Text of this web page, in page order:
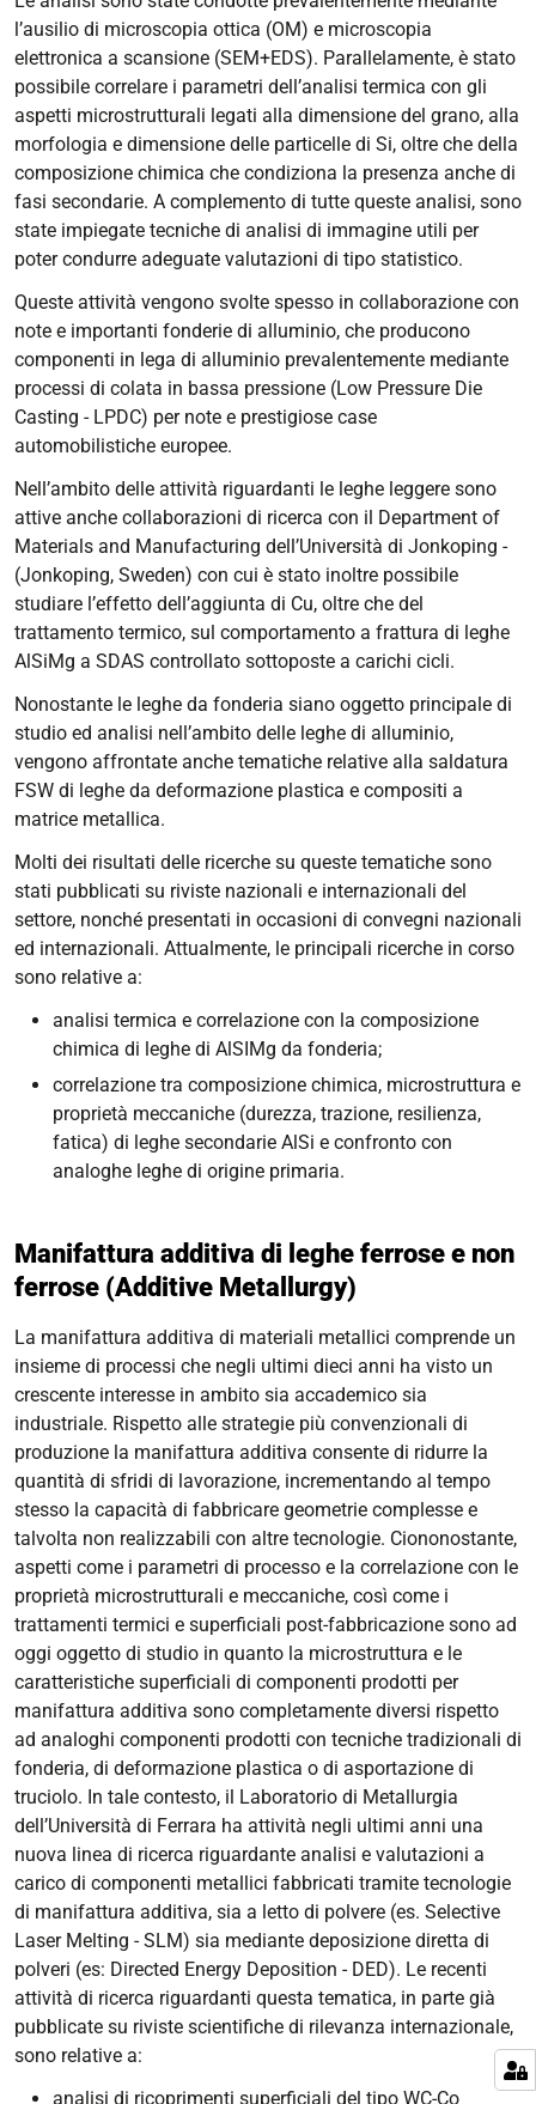
l’ausilio di microscopia ottica (OM) e microscopia
elettronica a scansione (SEM+EDS). Parallelamente, è stato
possibile correlare i parametri dell’analisi termica con gli
aspetti microstrutturali legati alla dimensione del grano, alla
morfologia e dimensione delle particelle di Si, oltre che della
composizione chimica che condiziona la presenza anche di
fasi secondarie. A complemento di tutte queste analisi, sono
state impiegate tecniche di analisi di immagine utili per
poter condurre adeguate valutazioni di tipo statistico.
Queste attività vengono svolte spesso in collaborazione con
note e importanti fonderie di alluminio, che producono
componenti in lega di alluminio prevalentemente mediante
processi di colata in bassa pressione (Low Pressure Die
Casting - LPDC) per note e prestigiose case
automobilistiche europee.
Nell’ambito delle attività riguardanti le leghe leggere sono
attive anche collaborazioni di ricerca con il Department of
Materials and Manufacturing dell’Università di Jonkoping -
(Jonkoping, Sweden) con cui è stato inoltre possibile
studiare l’effetto dell’aggiunta di Cu, oltre che del
trattamento termico, sul comportamento a frattura di leghe
AlSiMg a SDAS controllato sottoposte a carichi cicli.
Nonostante le leghe da fonderia siano oggetto principale di
studio ed analisi nell’ambito delle leghe di alluminio,
vengono affrontate anche tematiche relative alla saldatura
FSW di leghe da deformazione plastica e compositi a
matrice metallica.
Molti dei risultati delle ricerche su queste tematiche sono
stati pubblicati su riviste nazionali e internazionali del
settore, nonché presentati in occasioni di convegni nazionali
ed internazionali. Attualmente, le principali ricerche in corso
sono relative a:
analisi termica e correlazione con la composizione
chimica di leghe di AlSIMg da fonderia;
correlazione tra composizione chimica, microstruttura e
proprietà meccaniche (durezza, trazione, resilienza,
fatica) di leghe secondarie AlSi e confronto con
analoghe leghe di origine primaria.
Manifattura additiva di leghe ferrose e non
ferrose (Additive Metallurgy)
La manifattura additiva di materiali metallici comprende un
insieme di processi che negli ultimi dieci anni ha visto un
crescente interesse in ambito sia accademico sia
industriale. Rispetto alle strategie più convenzionali di
produzione la manifattura additiva consente di ridurre la
quantità di sfridi di lavorazione, incrementando al tempo
stesso la capacità di fabbricare geometrie complesse e
talvolta non realizzabili con altre tecnologie. Ciononostante,
aspetti come i parametri di processo e la correlazione con le
proprietà microstrutturali e meccaniche, così come i
trattamenti termici e superficiali post-fabbricazione sono ad
oggi oggetto di studio in quanto la microstruttura e le
caratteristiche superficiali di componenti prodotti per
manifattura additiva sono completamente diversi rispetto
ad analoghi componenti prodotti con tecniche tradizionali di
fonderia, di deformazione plastica o di asportazione di
truciolo. In tale contesto, il Laboratorio di Metallurgia
dell’Università di Ferrara ha attività negli ultimi anni una
nuova linea di ricerca riguardante analisi e valutazioni a
carico di componenti metallici fabbricati tramite tecnologie
di manifattura additiva, sia a letto di polvere (es. Selective
Laser Melting - SLM) sia mediante deposizione diretta di
polveri (es: Directed Energy Deposition - DED). Le recenti
attività di ricerca riguardanti questa tematica, in parte già
pubblicate su riviste scientifiche di rilevanza internazionale,
sono relative a:
analisi di ricoprimenti superficiali del tipo WC-Co